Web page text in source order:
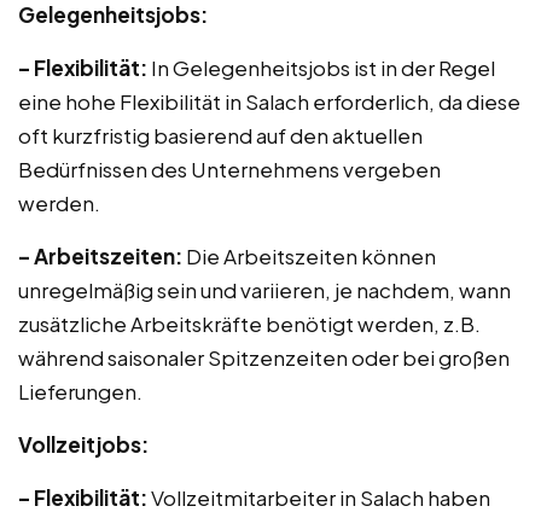
Gelegenheitsjobs:
– Flexibilität: In Gelegenheitsjobs ist in der Regel
eine hohe Flexibilität in Salach erforderlich, da diese
oft kurzfristig basierend auf den aktuellen
Bedürfnissen des Unternehmens vergeben
werden.
– Arbeitszeiten: Die Arbeitszeiten können
unregelmäßig sein und variieren, je nachdem, wann
zusätzliche Arbeitskräfte benötigt werden, z.B.
während saisonaler Spitzenzeiten oder bei großen
Lieferungen.
Vollzeitjobs:
– Flexibilität:Vollzeitmitarbeiter in Salach haben